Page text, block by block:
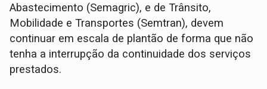
Abastecimento (Semagric), e de Trânsito,
Mobilidade e Transportes (Semtran), devem
continuar em escala de plantão de forma que não
tenha a interrupção da continuidade dos serviços
prestados.